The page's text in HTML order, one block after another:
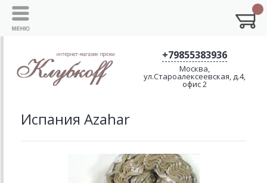
+79855383936
Москва,
ул.Староалексеевская, д.4,
офис 2
Испания Azahar